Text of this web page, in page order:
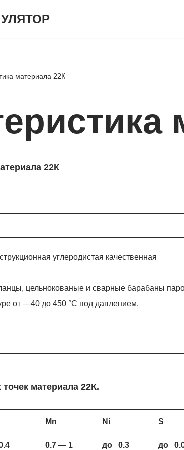
материала 22К
22К
углеродистая качественная
цельнокованые и сварные барабаны
от —40 до 450 °С под давлением.
материала 22К.
Mn Ni S
0.7 — 1 до 0.3 до